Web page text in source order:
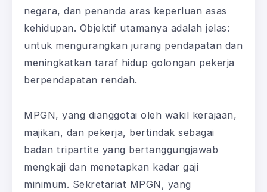
negara, dan penanda aras keperluan asas
kehidupan. Objektif utamanya adalah jelas:
untuk mengurangkan jurang pendapatan dan
meningkatkan taraf hidup golongan pekerja
berpendapatan rendah.
MPGN, yang dianggotai oleh wakil kerajaan,
majikan, dan pekerja, bertindak sebagai
badan tripartite yang bertanggungjawab
mengkaji dan menetapkan kadar gaji
minimum. Sekretariat MPGN, yang